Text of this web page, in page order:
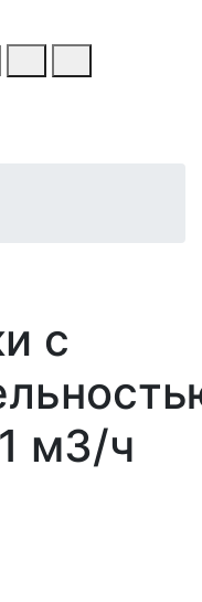
с
м3/ч